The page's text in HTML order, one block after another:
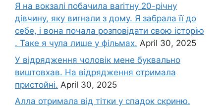
Я на вокзалі побачила ваrітну 20-річну
дівчину, яку виrнали з дому. Я забрала її до
себе, і вона почала розповідати свою історію
. Таке я чула лише у фільмах. April 30, 2025
У відрядження чоловік мене буквально
виштовхав. На відрядження отримала
пристойні. April 30, 2025
Алла отримала від тітки у спадок скриню.